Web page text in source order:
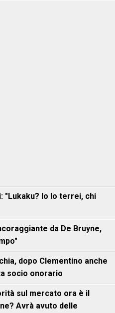
"Lukaku? Io lo terrei, chi
da De Bruyne,
dopo Clementino anche
socio onorario
sul mercato ora è il
Avrà avuto delle